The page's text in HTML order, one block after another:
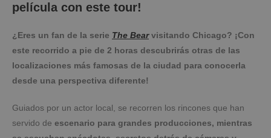
película con este tour!
¿Eres un fan de la serie The Bearvisitando Chicago? ¡Con
este recorrido a pie de 2 horas descubrirás otras de las
localizaciones más famosas de la ciudad para conocerla
desde una perspectiva diferente!
Guiados por un actor local, se recorren los rincones que han
servido de escenario para grandes producciones, mientras